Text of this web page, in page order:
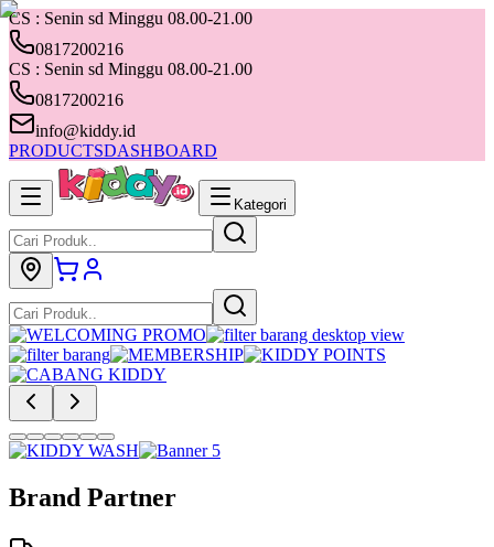
CS : Senin sd Minggu 08.00-21.00
0817200216
CS : Senin sd Minggu 08.00-21.00
0817200216
info@kiddy.id
PRODUCTSDASHBOARD
Kategori
Brand Partner